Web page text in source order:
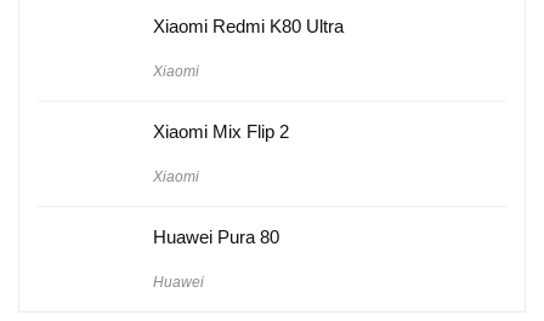
Xiaomi Redmi K80 Ultra
Xiaomi
Xiaomi Mix Flip 2
Xiaomi
Huawei Pura 80
Huawei